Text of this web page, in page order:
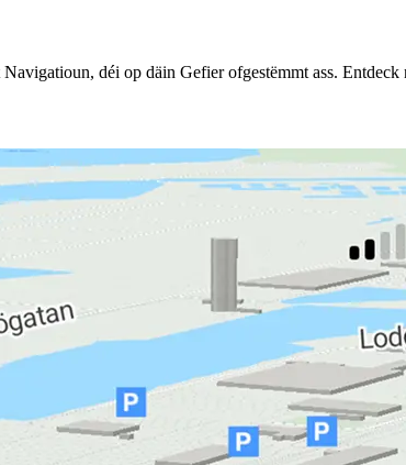
déi op däin Gefier ofgestëmmt ass. Entdeck